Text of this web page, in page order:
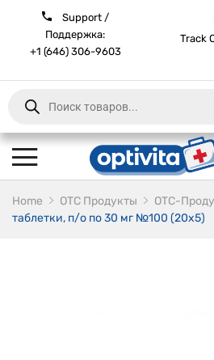
Support /
Поддержка:
+1 (646) 306-9603
Track
Products
search
Home ОТС Продукты OTC-
таблетки, п/о по 30 мг №100 (20х5)